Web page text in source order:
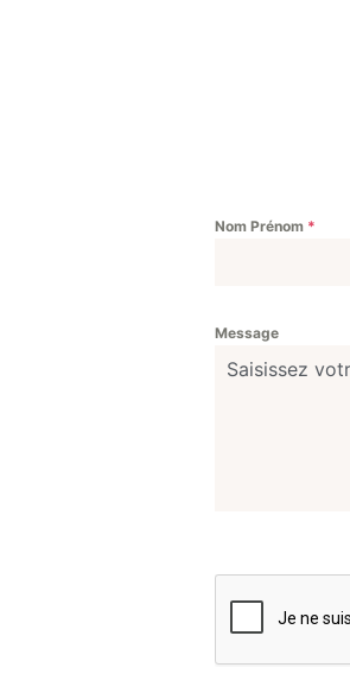
Nom Prénom *
Message